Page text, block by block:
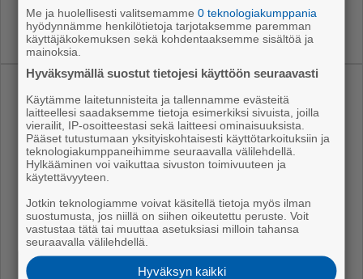
Uusimmat
Vt8:lle uusi asfaltti Tikkula-Hyvelä välille
Ajassa 7.8.2026 12.25
Ikäihmisille kaupatut ilmanvaihtopalvelut
käynnistivät laajan esitutkinnan
Uutiset 7.8.2026 12.15
Voiko kaupungin mailta poimia kukkia
Me ja huolellisesti valitsemamme0 teknologiakumppania
hyödynnämme henkilötietoja tarjotaksemme paremman
käyttäjäkokemuksen sekä kohdentaaksemme sisältöä ja
mainoksia.
Hyväksymällä suostut tietojesi käyttöön seuraavasti
Käytämme laitetunnisteita ja tallennamme evästeitä
laitteellesi saadaksemme tietoja esimerkiksi sivuista, joilla
vierailit, IP-osoitteestasi sekä laitteesi ominaisuuksista.
Pääset tutustumaan yksityiskohtaisesti käyttötarkoituksiin ja
teknologiakumppaneihimme seuraavalla välilehdellä.
Hylkääminen voi vaikuttaa sivuston toimivuuteen ja
käytettävyyteen.
Jotkin teknologiamme voivat käsitellä tietoja myös ilman
suostumusta, jos niillä on siihen oikeutettu peruste. Voit
vastustaa tätä tai muuttaa asetuksiasi milloin tahansa
seuraavalla välilehdellä.
Hyväksyn kaikki